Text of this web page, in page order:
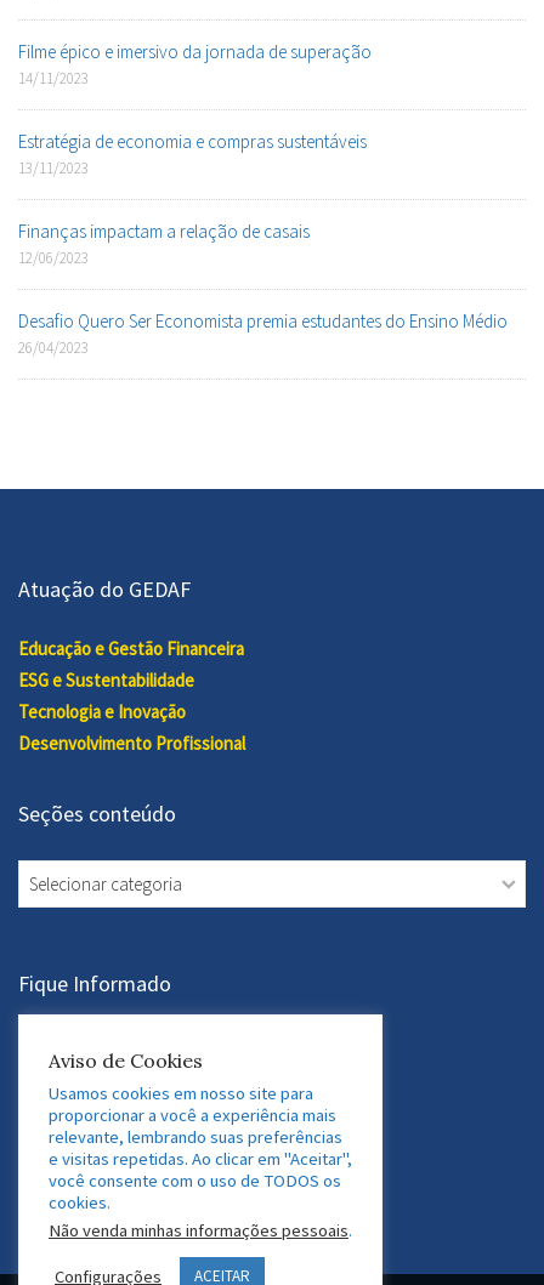
Filme épico e imersivo da jornada de superação
14/11/2023
Estratégia de economia e compras sustentáveis
13/11/2023
Finanças impactam a relação de casais
12/06/2023
Desafio Quero Ser Economista premia estudantes do Ensino Médio
26/04/2023
Atuação do GEDAF
Educação e Gestão Financeira
ESG e Sustentabilidade
Tecnologia e Inovação
Desenvolvimento Profissional
Seções conteúdo
Seções
conteúdo
Fique Informado
Assine a Newsletter
Acesse nossas Redes Sociais
Twitter Facebook
Aviso de Cookies
Usamos cookies em nosso site para
proporcionar a você a experiência mais
relevante, lembrando suas preferências
e visitas repetidas. Ao clicar em "Aceitar",
você consente com o uso de TODOS os
cookies.
Não venda minhas informações pessoais.
Configurações ACEITAR